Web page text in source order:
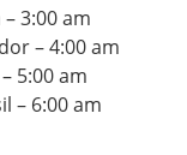
3:00 am
– 4:00 am
5:00 am
– 6:00 am